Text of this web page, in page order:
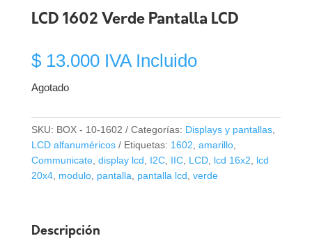
LCD 1602 Verde Pantalla LCD
$13.000 IVA Incluido
Agotado
SKU: BOX - 10-1602 Categorías: Displays y pantallas,
LCD alfanuméricos
Etiquetas: 1602, amarillo,
Communicate, display lcd, I2C, IIC, LCD, lcd 16x2, lcd
20x4, modulo, pantalla, pantalla lcd, verde
Descripción